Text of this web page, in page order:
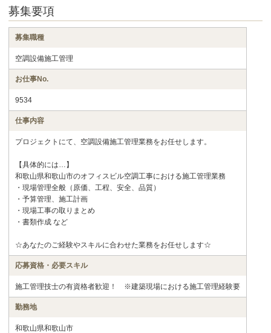
募集要項
募集職種
空調設備施工管理
お仕事No.
9534
仕事内容
プロジェクトにて、空調設備施工管理業務をお任せします。
【具体的には…】
和歌山県和歌山市のオフィスビル空調工事における施工管理業務
・現場管理全般（原価、工程、安全、品質）
・予算管理、施工計画
・現場工事の取りまとめ
・書類作成 など
☆あなたのご経験やスキルに合わせた業務をお任せします☆
応募資格・必要スキル
施工管理技士の有資格者歓迎！ ※建築現場における施工管理経験要
勤務地
和歌山県和歌山市